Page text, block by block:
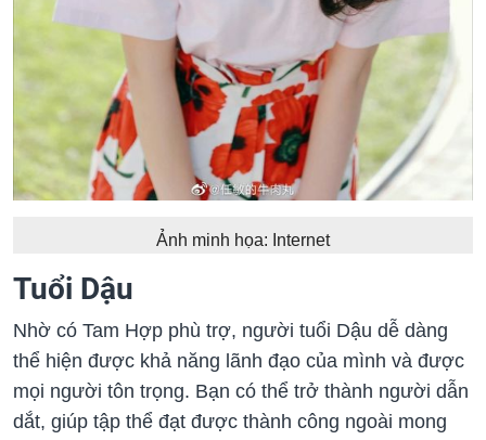
Ảnh minh họa: Internet
Tuổi Dậu
Nhờ có Tam Hợp phù trợ, người tuổi Dậu dễ dàng
thể hiện được khả năng lãnh đạo của mình và được
mọi người tôn trọng. Bạn có thể trở thành người dẫn
dắt, giúp tập thể đạt được thành công ngoài mong